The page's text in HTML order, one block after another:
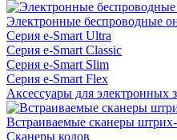
Электронные беспроводные
Серия e-Smart Ultra
Серия e-Smart Classic
Серия e-Smart Slim
Серия e-Smart Flex
Аксессуары для электронных
Встраиваемые сканеры штрих-
Сканеры кодов